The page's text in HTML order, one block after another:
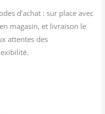
d’achat : sur place avec
magasin, et livraison le
attentes des